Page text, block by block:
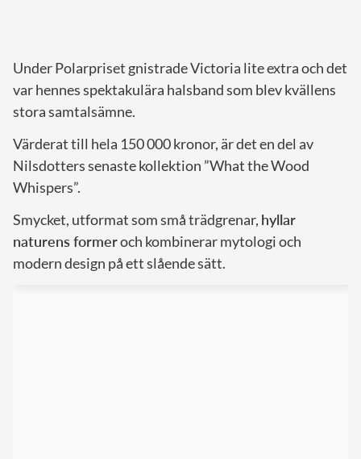
Under Polarpriset gnistrade Victoria lite extra och det
var hennes spektakulära halsband som blev kvällens
stora samtalsämne.
Värderat till hela 150 000 kronor, är det en del av
Nilsdotters senaste kollektion ”What the Wood
Whispers”.
Smycket, utformat som små trädgrenar, hyllar
naturens formeroch kombinerar mytologi och
modern design på ett slående sätt.